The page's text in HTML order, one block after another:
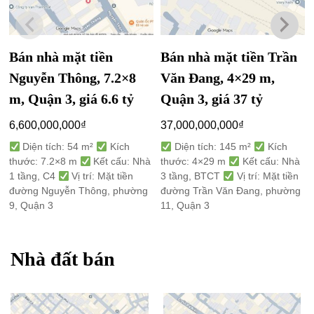
Bán nhà mặt tiền
Nguyễn Thông, 7.2×8
m, Quận 3, giá 6.6 tỷ
6,600,000,000₫
Diện tích: 54 m²
Kích
thước: 7.2×8 m
Kết cấu: Nhà
1 tầng, C4
Vị trí: Mặt tiền
đường Nguyễn Thông, phường
9, Quận 3
Bán nhà mặt tiền Trần
Văn Đang, 4×29 m,
Quận 3, giá 37 tỷ
37,000,000,000₫
Diện tích: 145 m²
Kích
thước: 4×29 m
Kết cấu: Nhà
3 tầng, BTCT
Vị trí: Mặt tiền
đường Trần Văn Đang, phường
11, Quận 3
Nhà đất bán